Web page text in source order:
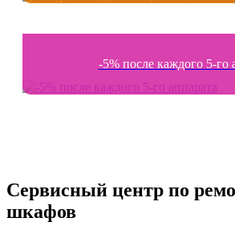
-5% после каждого 5-го
Сервисный центр по
шкафов